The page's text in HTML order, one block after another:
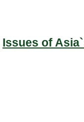
Issues of